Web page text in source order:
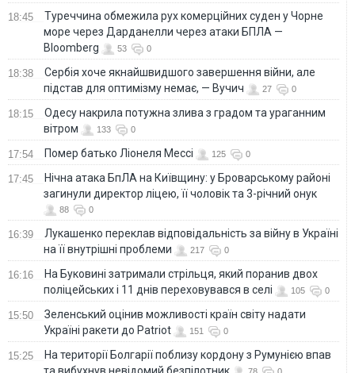
18:45
Туреччина обмежила рух комерційних суден у Чорне
море через Дарданелли через атаки БПЛА —
Bloomberg
53 0
18:38
Сербія хоче якнайшвидшого завершення війни, але
підстав для оптимізму немає, — Вучич
27 0
18:15
Одесу накрила потужна злива з градом та ураганним
вітром
133 0
17:54 Помер батько Ліонеля Мессі 125 0
17:45
Нічна атака БпЛА на Київщину: у Броварському районі
загинули директор ліцею, її чоловік та 3-річний онук
88 0
16:39
Лукашенко переклав відповідальність за війну в Україні
на її внутрішні проблеми
217 0
16:16
На Буковині затримали стрільця, який поранив двох
поліцейських і 11 днів переховувався в селі
105 0
15:50
Зеленський оцінив можливості країн світу надати
Україні ракети до Patriot
151 0
15:25
На території Болгарії поблизу кордону з Румунією впав
та вибухнув невідомий безпілотник